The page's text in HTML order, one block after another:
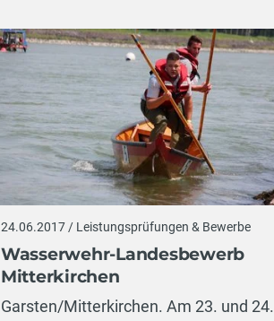
24.06.2017 / Leistungsprüfungen & Bewerbe
Wasserwehr-Landesbewerb
Mitterkirchen
Garsten/Mitterkirchen. Am 23. und 24.